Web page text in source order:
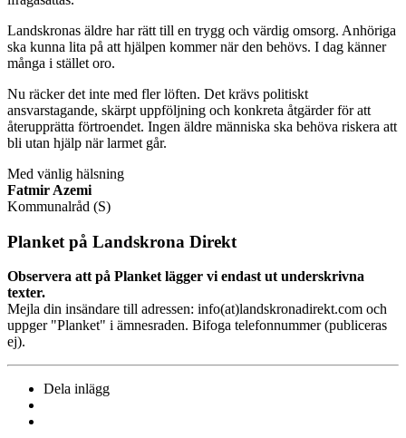
Landskronas äldre har rätt till en trygg och värdig omsorg. Anhöriga
ska kunna lita på att hjälpen kommer när den behövs. I dag känner
många i stället oro.
Nu räcker det inte med fler löften. Det krävs politiskt
ansvarstagande, skärpt uppföljning och konkreta åtgärder för att
återupprätta förtroendet. Ingen äldre människa ska behöva riskera att
bli utan hjälp när larmet går.
Med vänlig hälsning
Fatmir Azemi
Kommunalråd (S)
Planket på Landskrona Direkt
Observera att på Planket lägger vi endast ut underskrivna
texter.
Mejla din insändare till adressen: info(at)landskronadirekt.com och
uppger "Planket" i ämnesraden. Bifoga telefonnummer (publiceras
ej).
Dela inlägg